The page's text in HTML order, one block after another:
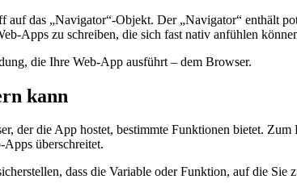
Apps zu schreiben, die sich fast nativ anfühlen können.
die Ihre Web-App ausführt – dem Browser.
kann
Apps überschreitet.